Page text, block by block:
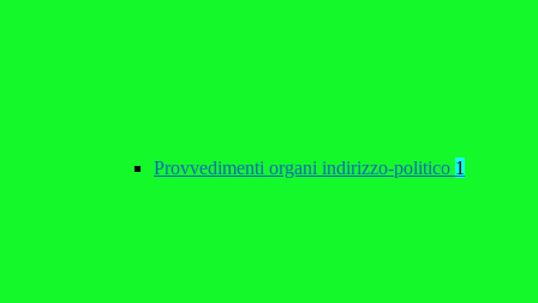
Provvedimenti organi indirizzo-politico 1